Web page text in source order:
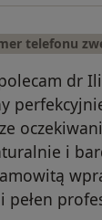
telefonu
dr
i
pełen